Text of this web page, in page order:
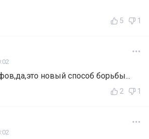
5 1
новый способ борьбы...
2 1